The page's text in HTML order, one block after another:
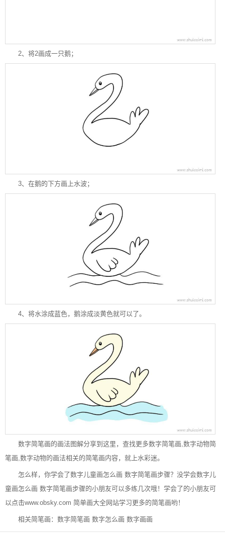
2、将2画成一只鹅；
3、在鹅的下方画上水波；
4、将水涂成蓝色，鹅涂成淡黄色就可以了。
数字简笔画的画法图解分享到这里，查找更多数字简笔画,数字动物简
笔画,数字动物的画法相关的简笔画内容，就上水彩迷。
怎么样，你学会了数字儿童画怎么画 数字简笔画步骤？没学会数字儿
童画怎么画 数字简笔画步骤的小朋友可以多练几次哦！学会了的小朋友可
以点击www.obsky.com 简单画大全网站学习更多的简笔画哟！
相关简笔画： 数字简笔画 数字怎么画 数字画画